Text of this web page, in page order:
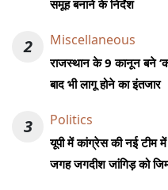
समूह बनाने के निर्देश
2 Miscellaneous
राजस्थान के 9 कानून बने
बाद भी लागू होने का इंतजार
3 Politics
यूपी में कांग्रेस की नई टीम
जगह जगदीश जांगिड़ को